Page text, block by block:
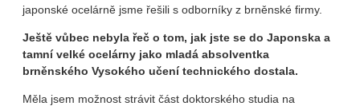
japonské ocelárně jsme řešili s odborníky z brněnské firmy.
Ještě vůbec nebyla řeč o tom, jak jste se do Japonska a
tamní velké ocelárny jako mladá absolventka
brněnského Vysokého učení technického dostala.
Měla jsem možnost strávit část doktorského studia na